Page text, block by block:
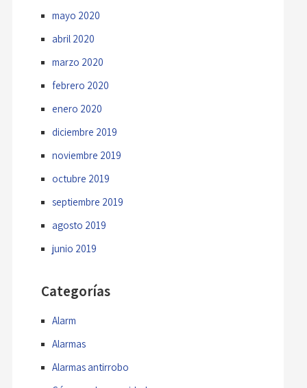
mayo 2020
abril 2020
marzo 2020
febrero 2020
enero 2020
diciembre 2019
noviembre 2019
octubre 2019
septiembre 2019
agosto 2019
junio 2019
Categorías
Alarm
Alarmas
Alarmas antirrobo